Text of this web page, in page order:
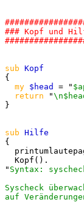
### Kopf und
sub
{
my $head = "
return "
}
sub
{
  Kopf().
" Syntax:
Syscheck
auf